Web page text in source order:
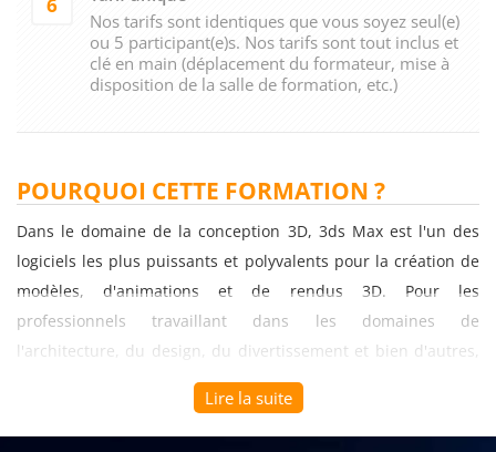
Nos tarifs sont identiques que vous soyez seul(e)
ou 5 participant(e)s. Nos tarifs sont tout inclus et
clé en main (déplacement du formateur, mise à
disposition de la salle de formation, etc.)
POURQUOI CETTE FORMATION ?
Dans le domaine de la conception 3D, 3ds Max est l'un des
logiciels les plus puissants et polyvalents pour la création de
modèles, d'animations et de rendus 3D. Pour les
professionnels travaillant dans les domaines de
l'architecture, du design, du divertissement et bien d'autres,
la maîtrise des fondamentaux de 3ds Max est essentielle pour
réaliser des projets de qualité et répondre aux besoins de
leurs clients. La formation sur les fondamentaux du logiciel
Lire la suite